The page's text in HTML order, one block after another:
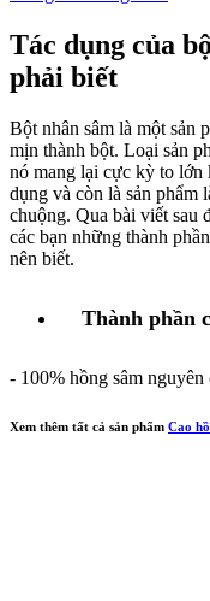
Tác dụng của
phải biết
Bột nhân sâm là một sản
mịn thành bột. Loại sản
nó mang lại cực kỳ to lớn
dụng và còn là sản phẩm
chuộng. Qua bài viết sau
các bạn những thành
nên biết.
Thành phần
- 100% hồng sâm
Xem thêm tất cả sản phẩm Cao